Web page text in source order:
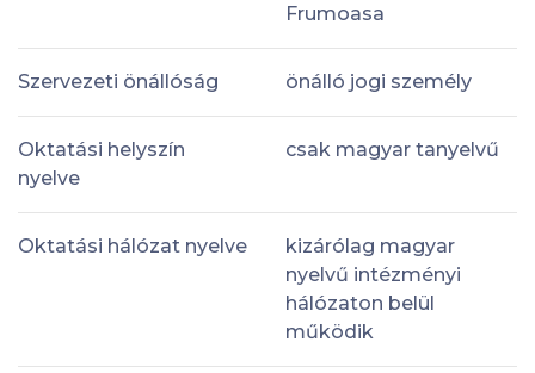
Frumoasa
Szervezeti önállóság önálló jogi személy
Oktatási helyszín
nyelve
csak magyar tanyelvű
Oktatási hálózat nyelve
kizárólag magyar
nyelvű intézményi
hálózaton belül
működik